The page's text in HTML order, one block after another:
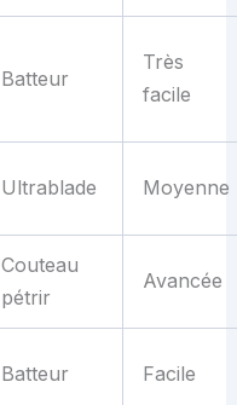
Batteur
Très
facile
Ultrablade Moyenne
Couteau
pétrir
Avancée
Batteur Facile